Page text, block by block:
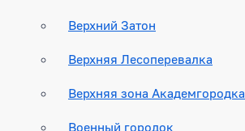
Верхний Затон
Верхняя Лесоперевалка
Верхняя зона Академгородка
Военный городок